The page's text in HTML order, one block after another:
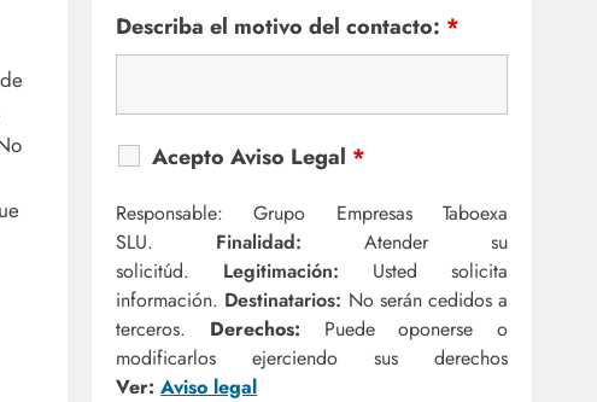
Describa el motivo del contacto: *
Acepto Aviso Legal *
Responsable: Grupo Empresas Taboexa
SLU. Finalidad:Atender su
solicitúd. Legitimación: Usted solicita
información. Destinatarios: No serán cedidos a
terceros. Derechos: Puede oponerse o
modificarlos ejerciendo sus derechos
Ver:Aviso legal